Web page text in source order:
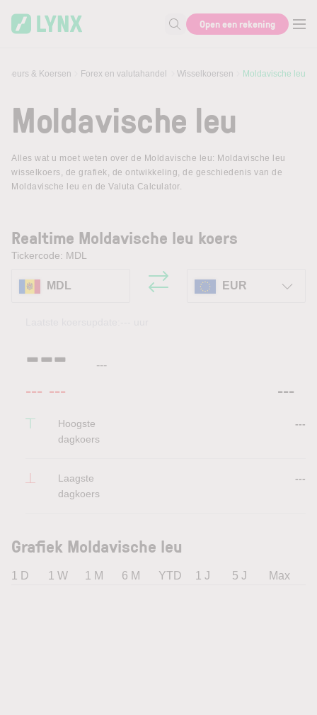
Zoek naar informatie
Open een rekening
Beurs & Koersen Forex en valutahandel Wisselkoersen Moldavische leu
Moldavische leu
Alles wat u moet weten over de Moldavische leu: Moldavische leu
wisselkoers, de grafiek, de ontwikkeling, de geschiedenis van de
Moldavische leu en de Valuta Calculator.
Realtime Moldavische leu koers
Tickercode: MDL
MDL EUR
--- ---
--- --- ---
Hoogste
dagkoers
---
Laagste
dagkoers
---
Grafiek Moldavische leu
1 D 1 W 1 M 6 M YTD 1 J 5 J Max